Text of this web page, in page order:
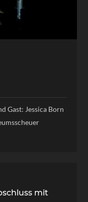
Gast: Jessica Born
mit